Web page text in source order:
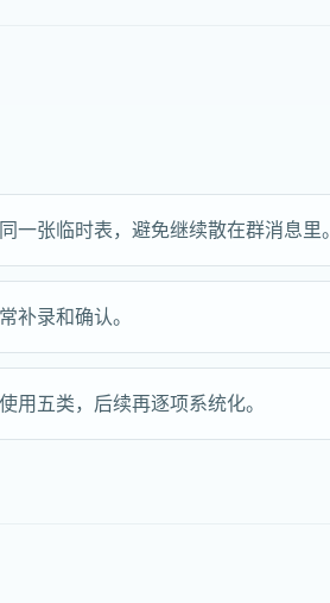
张临时表，避免继续散在群消息里。
补录和确认。
五类，后续再逐项系统化。